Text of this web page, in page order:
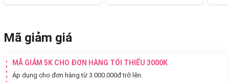
Mã giảm giá
MÃ GIẢM 5K CHO ĐƠN HÀNG TỐI THIỂU 3000K
Áp dụng cho đơn hàng từ 3.000.000đ trở lên.